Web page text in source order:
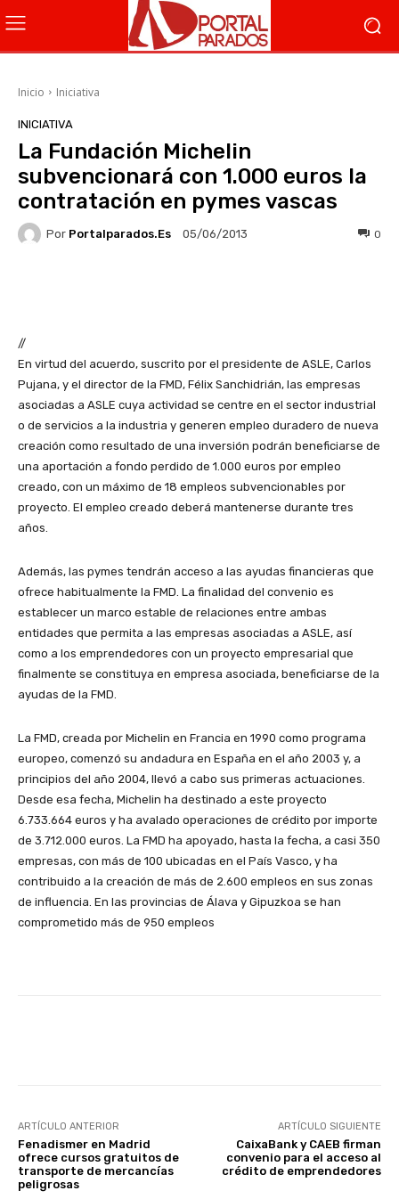
Inicio Iniciativa
INICIATIVA
La Fundación Michelin
subvencionará con 1.000 euros la
contratación en pymes vascas
Por Portalparados.es 05/06/2013 0
//
En virtud del acuerdo, suscrito por el presidente de ASLE, Carlos
Pujana, y el director de la FMD, Félix Sanchidrián, las empresas
asociadas a ASLE cuya actividad se centre en el sector industrial
o de servicios a la industria y generen empleo duradero de nueva
creación como resultado de una inversión podrán beneficiarse de
una aportación a fondo perdido de 1.000 euros por empleo
creado, con un máximo de 18 empleos subvencionables por
proyecto. El empleo creado deberá mantenerse durante tres
años.
Además, las pymes tendrán acceso a las ayudas financieras que
ofrece habitualmente la FMD. La finalidad del convenio es
establecer un marco estable de relaciones entre ambas
entidades que permita a las empresas asociadas a ASLE, así
como a los emprendedores con un proyecto empresarial que
finalmente se constituya en empresa asociada, beneficiarse de la
ayudas de la FMD.
La FMD, creada por Michelin en Francia en 1990 como programa
europeo, comenzó su andadura en España en el año 2003 y, a
principios del año 2004, llevó a cabo sus primeras actuaciones.
Desde esa fecha, Michelin ha destinado a este proyecto
6.733.664 euros y ha avalado operaciones de crédito por importe
de 3.712.000 euros. La FMD ha apoyado, hasta la fecha, a casi 350
empresas, con más de 100 ubicadas en el País Vasco, y ha
contribuido a la creación de más de 2.600 empleos en sus zonas
de influencia. En las provincias de Álava y Gipuzkoa se han
comprometido más de 950 empleos
ARTÍCULO ANTERIOR
Fenadismer en Madrid
ofrece cursos gratuitos de
transporte de mercancías
peligrosas
ARTÍCULO SIGUIENTE
CaixaBank y CAEB firman
convenio para el acceso al
crédito de emprendedores